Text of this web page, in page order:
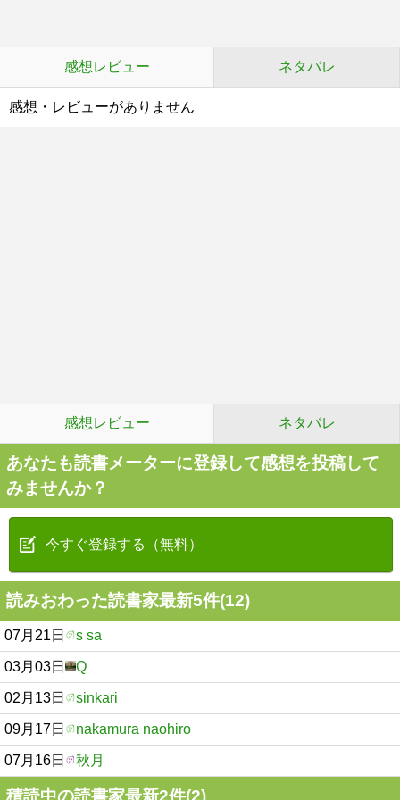
感想レビュー ネタバレ
感想・レビューがありません
感想レビュー ネタバレ
あなたも読書メーターに登録して感想を投稿して
みませんか？
今すぐ登録する（無料）
読みおわった読書家最新5件(12)
07月21日 s sa
03月03日 Q
02月13日 sinkari
09月17日 nakamura naohiro
07月16日 秋月
積読中の読書家最新2件(2)